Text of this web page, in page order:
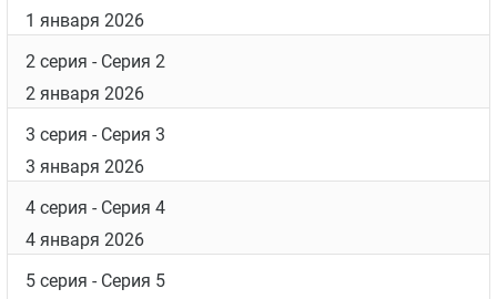
1 января 2026
2 серия - Серия 2
2 января 2026
3 серия - Серия 3
3 января 2026
4 серия - Серия 4
4 января 2026
5 серия - Серия 5